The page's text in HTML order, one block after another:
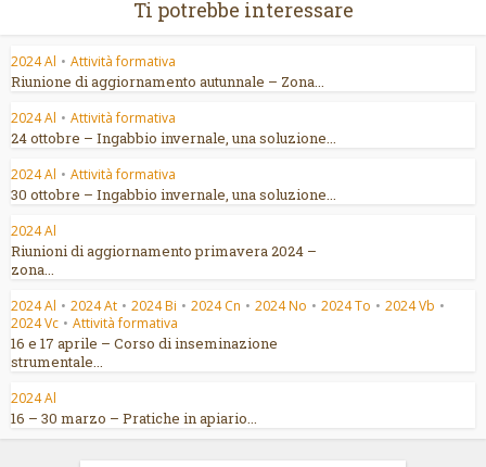
Ti potrebbe interessare
2024 Al • Attività formativa
Riunione di aggiornamento autunnale – Zona...
2024 Al • Attività formativa
24 ottobre – Ingabbio invernale, una soluzione...
2024 Al • Attività formativa
30 ottobre – Ingabbio invernale, una soluzione...
2024 Al
Riunioni di aggiornamento primavera 2024 –
zona...
2024 Al • 2024 At • 2024 Bi • 2024 Cn • 2024 No • 2024 To • 2024 Vb •
2024 Vc • Attività formativa
16 e 17 aprile – Corso di inseminazione
strumentale...
2024 Al
16 – 30 marzo – Pratiche in apiario...